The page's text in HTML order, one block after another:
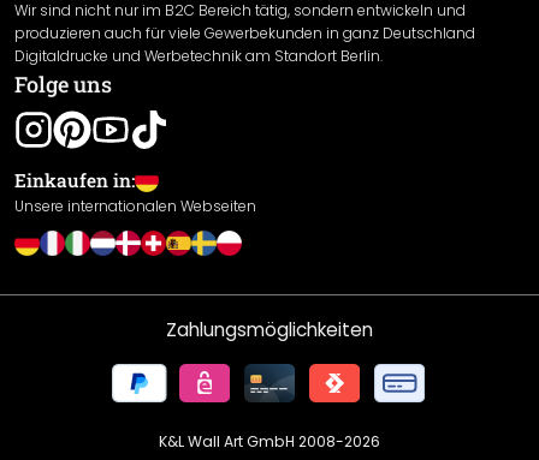
Widerrufsrecht
Datenschutzerklärung
Gewährleistung
Leistungserklärung / CE-Zeichen
Cookie Einstellungen
Wir sind nicht nur im B2C Bereich tätig, sondern entwickeln und
produzieren auch für viele Gewerbekunden in ganz Deutschland
Digitaldrucke und Werbetechnik am Standort Berlin.
Folge uns
Einkaufen in:
Unsere internationalen Webseiten
Zahlungsmöglichkeiten
K&L Wall Art GmbH 2008-2026